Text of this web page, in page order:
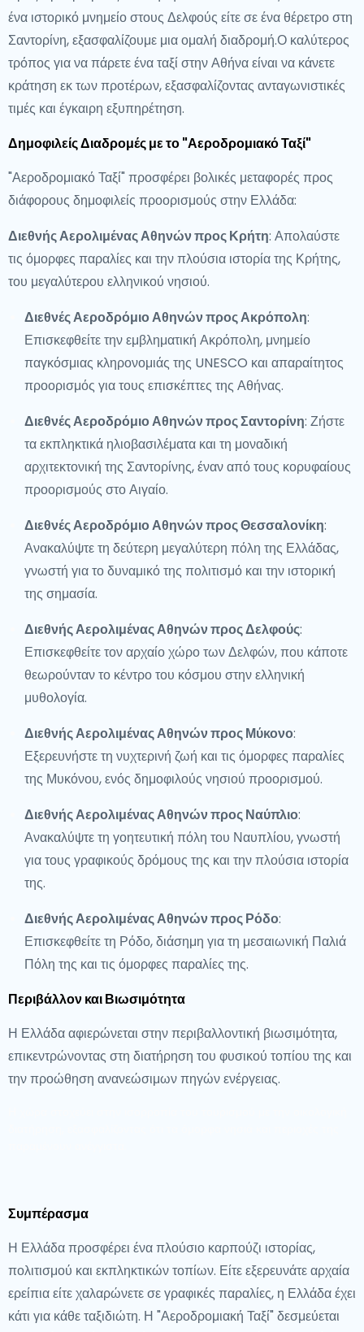
ένα ιστορικό μνημείο στους Δελφούς είτε σε ένα θέρετρο στη
Σαντορίνη, εξασφαλίζουμε μια ομαλή διαδρομή.Ο καλύτερος
τρόπος για να πάρετε ένα ταξί στην Αθήνα είναι να κάνετε
κράτηση εκ των προτέρων, εξασφαλίζοντας ανταγωνιστικές
τιμές και έγκαιρη εξυπηρέτηση.
Δημοφιλείς Διαδρομές με το "Αεροδρομιακό Ταξί"
"Αεροδρομιακό Ταξί" προσφέρει βολικές μεταφορές προς
διάφορους δημοφιλείς προορισμούς στην Ελλάδα:
Διεθνής Αερολιμένας Αθηνών προς Κρήτη: Απολαύστε
τις όμορφες παραλίες και την πλούσια ιστορία της Κρήτης,
του μεγαλύτερου ελληνικού νησιού.
Διεθνές Αεροδρόμιο Αθηνών προς Ακρόπολη:
Επισκεφθείτε την εμβληματική Ακρόπολη, μνημείο
παγκόσμιας κληρονομιάς της UNESCO και απαραίτητος
προορισμός για τους επισκέπτες της Αθήνας.
Διεθνές Αεροδρόμιο Αθηνών προς Σαντορίνη: Ζήστε
τα εκπληκτικά ηλιοβασιλέματα και τη μοναδική
αρχιτεκτονική της Σαντορίνης, έναν από τους κορυφαίους
προορισμούς στο Αιγαίο.
Διεθνές Αεροδρόμιο Αθηνών προς Θεσσαλονίκη:
Ανακαλύψτε τη δεύτερη μεγαλύτερη πόλη της Ελλάδας,
γνωστή για το δυναμικό της πολιτισμό και την ιστορική
της σημασία.
Διεθνής Αερολιμένας Αθηνών προς Δελφούς:
Επισκεφθείτε τον αρχαίο χώρο των Δελφών, που κάποτε
θεωρούνταν το κέντρο του κόσμου στην ελληνική
μυθολογία.
Διεθνής Αερολιμένας Αθηνών προς Μύκονο:
Εξερευνήστε τη νυχτερινή ζωή και τις όμορφες παραλίες
της Μυκόνου, ενός δημοφιλούς νησιού προορισμού.
Διεθνής Αερολιμένας Αθηνών προς Ναύπλιο:
Ανακαλύψτε τη γοητευτική πόλη του Ναυπλίου, γνωστή
για τους γραφικούς δρόμους της και την πλούσια ιστορία
της.
Διεθνής Αερολιμένας Αθηνών προς Ρόδο:
Επισκεφθείτε τη Ρόδο, διάσημη για τη μεσαιωνική Παλιά
Πόλη της και τις όμορφες παραλίες της.
Περιβάλλον και Βιωσιμότητα
Η Ελλάδα αφιερώνεται στην περιβαλλοντική βιωσιμότητα,
επικεντρώνοντας στη διατήρηση του φυσικού τοπίου της και
την προώθηση ανανεώσιμων πηγών ενέργειας.
Συμπέρασμα
Η Ελλάδα προσφέρει ένα πλούσιο καρπούζι ιστορίας,
πολιτισμού και εκπληκτικών τοπίων. Είτε εξερευνάτε αρχαία
ερείπια είτε χαλαρώνετε σε γραφικές παραλίες, η Ελλάδα έχει
κάτι για κάθε ταξιδιώτη. Η "Αεροδρομιακή Ταξί" δεσμεύεται